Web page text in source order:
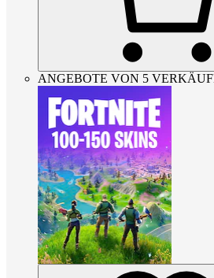
ANGEBOTE VON 5